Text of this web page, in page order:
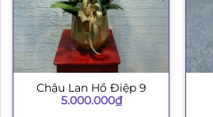
Chậu Lan Hồ Điệp 9
5.000.000₫